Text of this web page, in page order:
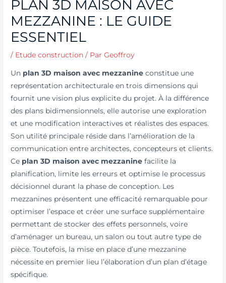
PLAN 3D MAISON AVEC
MEZZANINE : LE GUIDE
ESSENTIEL
/ Etude construction / ParGeoffroy
Un plan 3D maison avec mezzanine constitue une
représentation architecturale en trois dimensions qui
fournit une vision plus explicite du projet. À la différence
des plans bidimensionnels, elle autorise une exploration
et une modification interactives et réalistes des espaces.
Son utilité principale réside dans l’amélioration de la
communication entre architectes, concepteurs et clients.
Ce plan 3D maison avec mezzanine facilite la
planification, limite les erreurs et optimise le processus
décisionnel durant la phase de conception. Les
mezzanines présentent une efficacité remarquable pour
optimiser l’espace et créer une surface supplémentaire
permettant de stocker des effets personnels, voire
d’aménager un bureau, un salon ou tout autre type de
pièce. Toutefois, la mise en place d’une mezzanine
nécessite en premier lieu l’élaboration d’un plan d’étage
spécifique.